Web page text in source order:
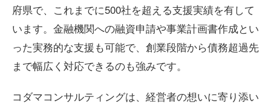
府県で、これまでに500社を超える支援実績を有して
います。金融機関への融資申請や事業計画書作成とい
った実務的な支援も可能で、創業段階から債務超過先
まで幅広く対応できるのも強みです。
コダマコンサルティングは、経営者の想いに寄り添い